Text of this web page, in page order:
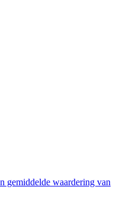
gemiddelde waardering van